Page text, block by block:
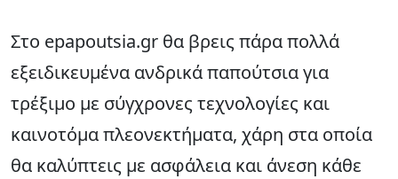
Στο epapoutsia.gr θα βρεις πάρα πολλά
εξειδικευμένα ανδρικά παπούτσια για
τρέξιμο με σύγχρονες τεχνολογίες και
καινοτόμα πλεονεκτήματα, χάρη στα οποία
θα καλύπτεις με ασφάλεια και άνεση κάθε